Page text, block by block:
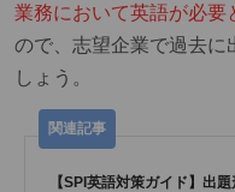
業務において英語が必要
ので、志望企業で過去に
しょう。
【SPI英語対策ガイド】出